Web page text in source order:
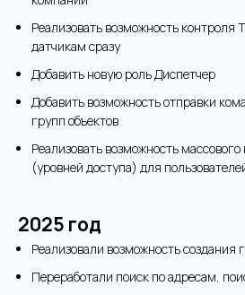
Реализовать возможность контроля
датчикам сразу
Добавить новую роль Диспетчер
Добавить возможность отправки
групп объектов
Реализовать возможность
(уровней доступа) для
2025 год
Реализовали возможность создания
Переработали поиск по адресам,